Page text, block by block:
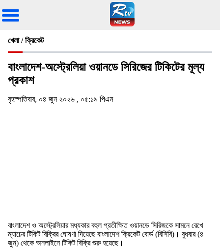
খেলা / ক্রিকেট
বাংলাদেশ-অস্ট্রেলিয়া ওয়ানডে সিরিজের টিকিটের মূল্য
প্রকাশ
বৃহস্পতিবার, ০৪ জুন ২০২৬ , ০৫:১৯ পিএম
বাংলাদেশ ও অস্ট্রেলিয়ার মধ্যকার বহুল প্রতীক্ষিত ওয়ানডে সিরিজকে সামনে রেখে
ম্যাচের টিকিট বিক্রির ঘোষণা দিয়েছে বাংলাদেশ ক্রিকেট বোর্ড (বিসিবি)। বুধবার (৪
জুন) থেকে অনলাইনে টিকিট বিক্রি শুরু হয়েছে।